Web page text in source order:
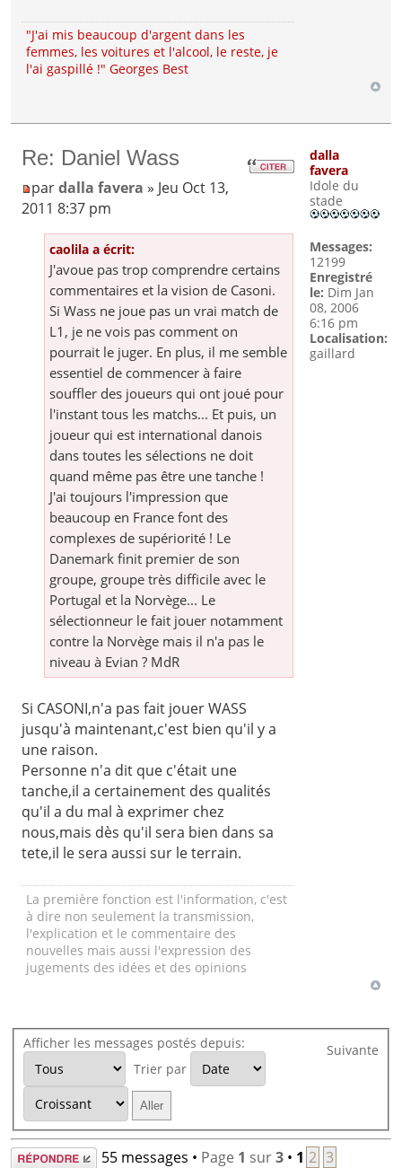
"J'ai mis beaucoup d'argent dans les
femmes, les voitures et l'alcool, le reste, je
l'ai gaspillé !" Georges Best
Re: Daniel Wass
pardalla favera » Jeu Oct 13,
2011 8:37 pm
caolila a écrit:
J'avoue pas trop comprendre certains
commentaires et la vision de Casoni.
Si Wass ne joue pas un vrai match de
L1, je ne vois pas comment on
pourrait le juger. En plus, il me semble
essentiel de commencer à faire
souffler des joueurs qui ont joué pour
l'instant tous les matchs... Et puis, un
joueur qui est international danois
dans toutes les sélections ne doit
quand même pas être une tanche !
J'ai toujours l'impression que
beaucoup en France font des
complexes de supériorité ! Le
Danemark finit premier de son
groupe, groupe très difficile avec le
Portugal et la Norvège... Le
sélectionneur le fait jouer notamment
contre la Norvège mais il n'a pas le
niveau à Evian ? MdR
Si CASONI,n'a pas fait jouer WASS
jusqu'à maintenant,c'est bien qu'il y a
une raison.
Personne n'a dit que c'était une
tanche,il a certainement des qualités
qu'il a du mal à exprimer chez
nous,mais dès qu'il sera bien dans sa
tete,il le sera aussi sur le terrain.
La première fonction est l'information, c'est
à dire non seulement la transmission,
l'explication et le commentaire des
nouvelles mais aussi l'expression des
jugements des idées et des opinions
dalla
favera
Idole du
stade
Messages:
12199
Enregistré
le: Dim Jan
08, 2006
6:16 pm
Localisation:
gaillard
Suivante
Afficher les messages postés depuis:
Trier par
Répondre 55 messages • Page 1 sur3• 1 2 3